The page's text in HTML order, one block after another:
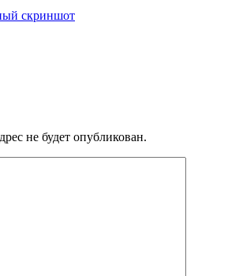
скриншот
не будет опубликован.